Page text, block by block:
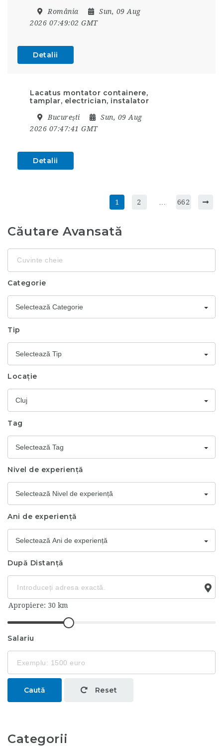
România
Sun, 09 Aug
2026 07:49:02 GMT
Detalii
Lacatus montator containere,
tamplar, electrician, instalator
București
Sun, 09 Aug
2026 07:47:41 GMT
Detalii
1 2 662
Căutare Avansată
cheie
Categorie
Selectează Categorie
Tip
Selectează Tip
Locație
Cluj
Tag
Selectează Tag
Nivel de experiență
Selectează Nivel de experiență
Ani de experiență
Selectează Ani de experiență
După Distanță
Salariu
Caută Reset
Categorii